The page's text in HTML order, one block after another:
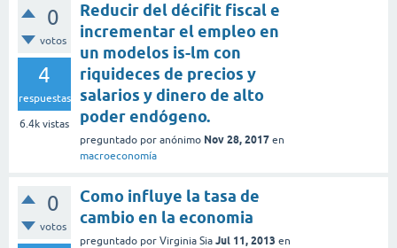
0
votos
4
respuestas
6.4k vistas
Reducir del décifit fiscal e
incrementar el empleo en
un modelos is-lm con
riquideces de precios y
salarios y dinero de alto
poder endógeno.
preguntado por anónimo Nov 28, 2017 en
macroeconomía
0
votos
Como influye la tasa de
cambio en la economia
preguntado por Virginia Sia Jul 11, 2013 en